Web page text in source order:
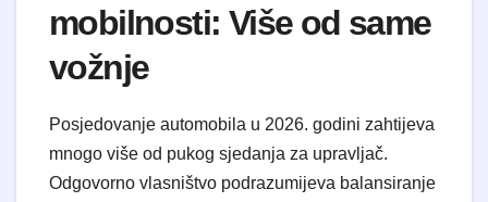
mobilnosti: Više od same
vožnje
Posjedovanje automobila u 2026. godini zahtijeva
mnogo više od pukog sjedanja za upravljač.
Odgovorno vlasništvo podrazumijeva balansiranje